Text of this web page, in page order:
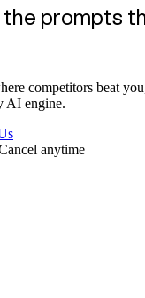
prompts
competitors beat
AI engine.
anytime